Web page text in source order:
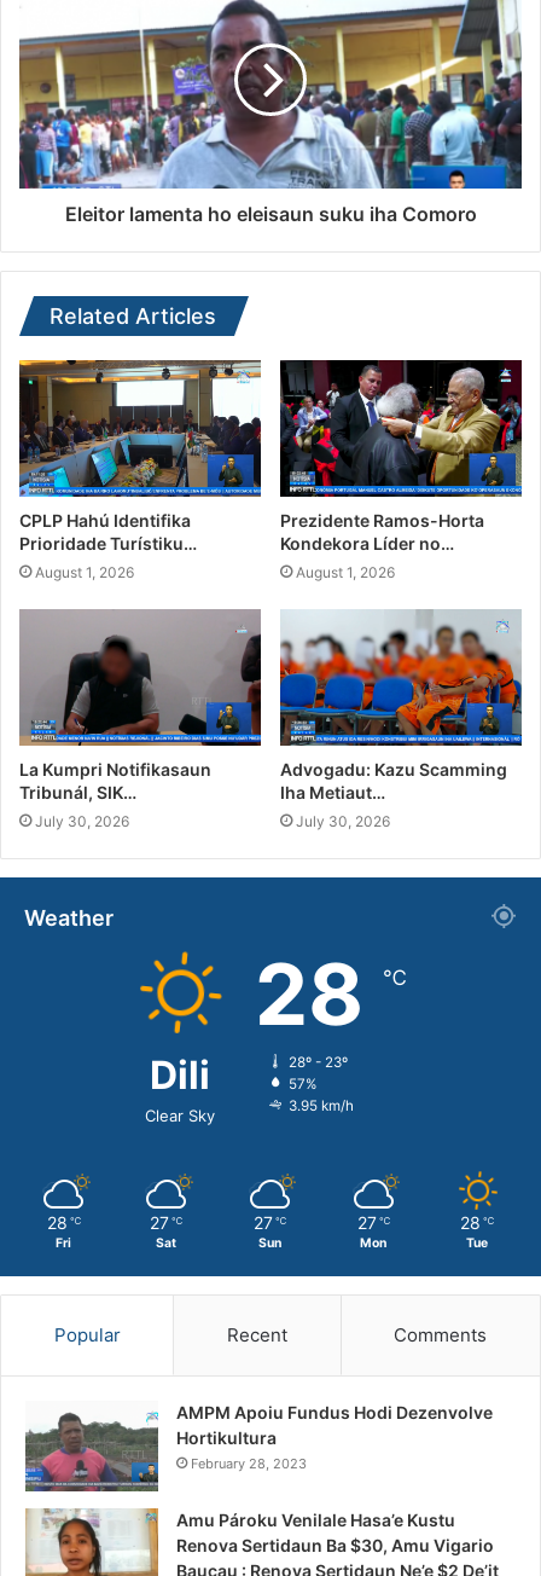
Eleitor lamenta ho eleisaun suku iha Comoro
Related Articles
CPLP Hahú Identifika
Prioridade Turístiku…
August 1, 2026
Prezidente Ramos-Horta
Kondekora Líder no…
August 1, 2026
La Kumpri Notifikasaun
Tribunál, SIK…
July 30, 2026
Advogadu: Kazu Scamming
Iha Metiaut…
July 30, 2026
Weather
Dili
Clear Sky
28 ℃
28º - 23º
57%
3.95 km/h
28 ℃
Fri
27 ℃
Sat
27 ℃
Sun
27 ℃
Mon
28 ℃
Tue
Popular Recent Comments
AMPM Apoiu Fundus Hodi Dezenvolve
Hortikultura
February 28, 2023
Amu Pároku Venilale Hasa’e Kustu
Renova Sertidaun Ba $30, Amu Vigario
Baucau : Renova Sertidaun Ne’e $2 De’it